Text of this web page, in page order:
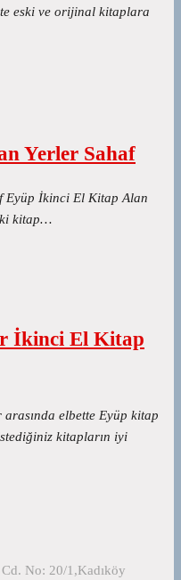
eski ve orijinal kitaplara
Yerler Sahaf
Eyüp İkinci El Kitap Alan
kitap…
İkinci El Kitap
elbette Eyüp kitap
kitapların iyi
No: 20/1,Kadıköy